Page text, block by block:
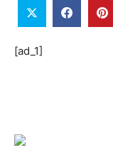
[ad_1]